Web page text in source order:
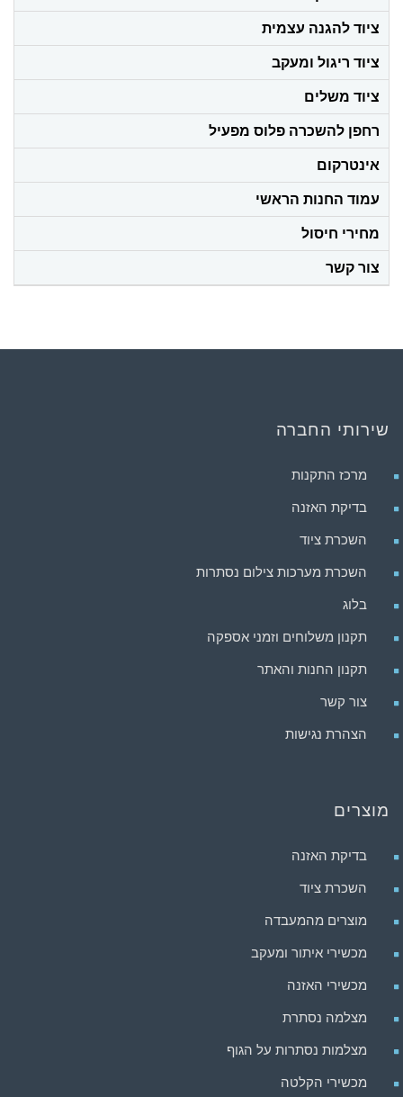
ציוד להגנה עצמית
ציוד ריגול ומעקב
ציוד משלים
רחפן להשכרה פלוס מפעיל
אינטרקום
עמוד החנות הראשי
מחירי חיסול
צור קשר
שירותי החברה
מרכז התקנות
בדיקת האזנה
השכרת ציוד
השכרת מערכות צילום נסתרות
בלוג
תקנון משלוחים וזמני אספקה
תקנון החנות והאתר
צור קשר
הצהרת נגישות
מוצרים
בדיקת האזנה
השכרת ציוד
מוצרים מהמעבדה
מכשירי איתור ומעקב
מכשירי האזנה
מצלמה נסתרת
מצלמות נסתרות על הגוף
מכשירי הקלטה